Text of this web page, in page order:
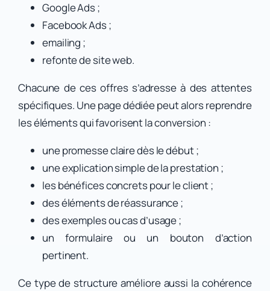
Google Ads ;
Facebook Ads ;
emailing ;
refonte de site web.
Chacune de ces offres s’adresse à des attentes
spécifiques. Une page dédiée peut alors reprendre
les éléments qui favorisent la conversion :
une promesse claire dès le début ;
une explication simple de la prestation ;
les bénéfices concrets pour le client ;
des éléments de réassurance ;
des exemples ou cas d’usage ;
un formulaire ou un bouton d’action
pertinent.
Ce type de structure améliore aussi la cohérence